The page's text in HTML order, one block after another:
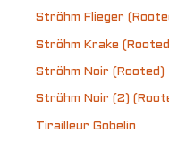
Ströhm Flieger
Ströhm Krake
Ströhm Noir (Rooted)
Ströhm Noir (2)
Tirailleur Gobelin